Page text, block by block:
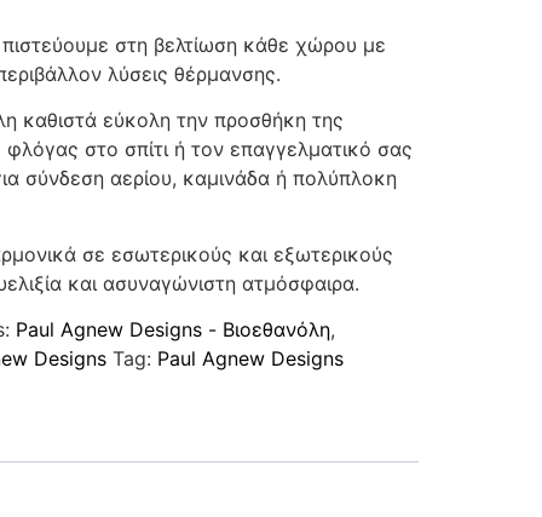
στη βελτίωση κάθε χώρου με
λύσεις θέρμανσης.
καθιστά εύκολη την προσθήκη της
φλόγας στο σπίτι ή τον επαγγελματικό σας
σύνδεση αερίου, καμινάδα ή πολύπλοκη
σε εσωτερικούς και εξωτερικούς
και ασυναγώνιστη ατμόσφαιρα.
Paul Agnew Designs - Βιοεθανόλη,
Designs Tag: Paul Agnew Designs